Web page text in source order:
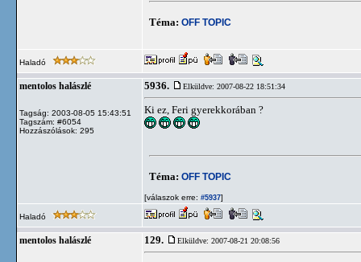
Téma: OFF TOPIC
Haladó
mentolos halászlé
Tagság: 2003-08-05 15:43:51
Tagszám: #6054
Hozzászólások: 295
5936. Elküldve: 2007-08-22 18:51:34
Ki ez, Feri gyerekkorában ?
Téma: OFF TOPIC
[válaszok erre: #5937]
Haladó
mentolos halászlé 129. Elküldve: 2007-08-21 20:08:56